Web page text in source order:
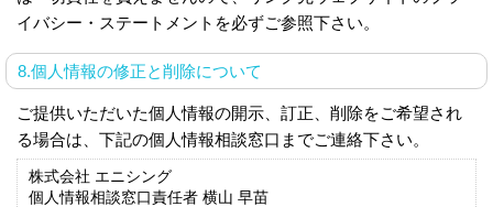
イバシー・ステートメントを必ずご参照下さい。
8.個人情報の修正と削除について
ご提供いただいた個人情報の開示、訂正、削除をご希望され
る場合は、下記の個人情報相談窓口までご連絡下さい。
株式会社 エニシング
個人情報相談窓口責任者 横山 早苗